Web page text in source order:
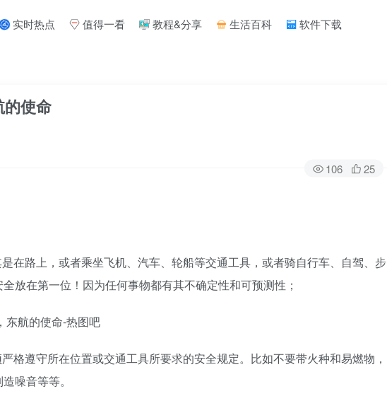
实时热点 值得一看 教程&分享 生活百科 软件下载
的使命
106 25
在路上，或者乘坐飞机、汽车、轮船等交通工具，或者骑自行车、自驾、步
放在第一位！因为任何事物都有其不确定性和可预测性；
格遵守所在位置或交通工具所要求的安全规定。比如不要带火种和易燃物，
噪音等等。